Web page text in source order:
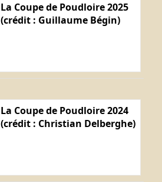
La Coupe de Poudloire 2025
(crédit : Guillaume Bégin)
La Coupe de Poudloire 2024
(crédit : Christian Delberghe)